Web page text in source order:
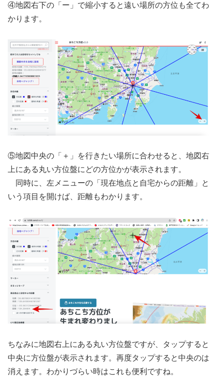
④地図右下の「ー」で縮小すると遠い場所の方位も全てわ
かります。
⑤地図中央の「＋」を行きたい場所に合わせると、地図右
上にある丸い方位盤にどの方位かが表示されます。
同時に、左メニューの「現在地点と自宅からの距離」と
いう項目を開けば、距離もわかります。
ちなみに地図右上にある丸い方位盤ですが、タップすると
中央に方位盤が表示されます。再度タップすると中央のは
消えます。わかりづらい時はこれも便利ですね。